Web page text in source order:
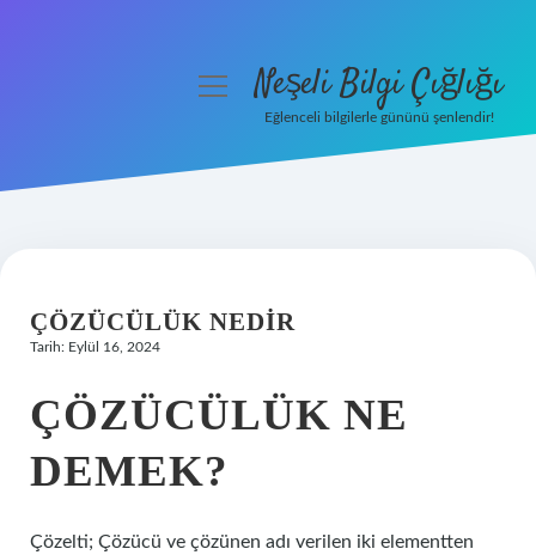
Hakkımızda
menüyüNeşeli Bilgi Çığlığı
Eğlenceli bilgilerle gününü şenlendir!
ÇÖZÜCÜLÜK NEDIR
Tarih: Eylül 16, 2024
ÇÖZÜCÜLÜK NE
DEMEK?
Çözelti; Çözücü ve çözünen adı verilen iki elementten